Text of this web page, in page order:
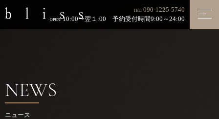
TEL: 090-1225-5740
OPEN:10:00〜翌１:00 予約受付時間9:00～24:00
NEWS
ニュース